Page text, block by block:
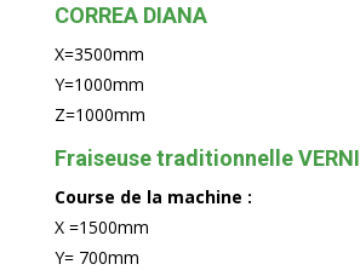
CORREA DIANA
X=3500mm
Y=1000mm
Z=1000mm
Fraiseuse traditionnelle
Course de la machine :
X =1500mm
Y= 700mm